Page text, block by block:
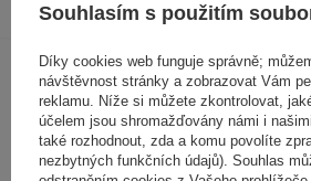
Ostatní zákazníci
Souhlasím s použitím
Díky cookies web funguje správně;
návštěvnost stránky a zobrazovat Vám
reklamu. Níže si můžete zkontrolovat,
účelem jsou shromažďovány námi i
také rozhodnout, zda a komu povolíte
nezbytných funkčních údajů). Souhlas